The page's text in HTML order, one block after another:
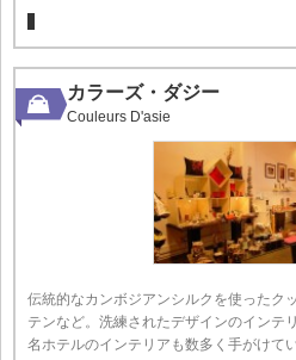
カラーズ・ダジー
Couleurs D'asie
伝統的なカンボジアンシルクを使ったク
テンなど。洗練されたデザインのインテ
名ホテルのインテリアも数多く手がけてい